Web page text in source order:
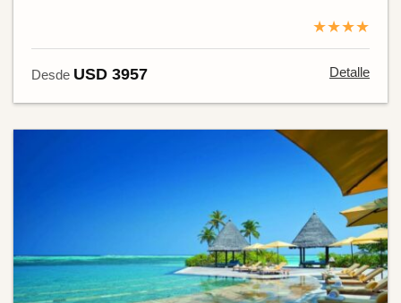
★★★★
Desde USD 3957 Detalle